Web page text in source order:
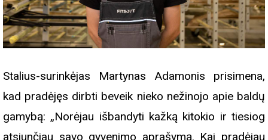
Stalius-surinkėjas Martynas Adamonis prisimena,
kad pradėjęs dirbti beveik nieko nežinojo apie baldų
gamybą: „Norėjau išbandyti kažką kitokio ir tiesiog
atsiunčiau savo gyvenimo aprašymą. Kai pradėjau